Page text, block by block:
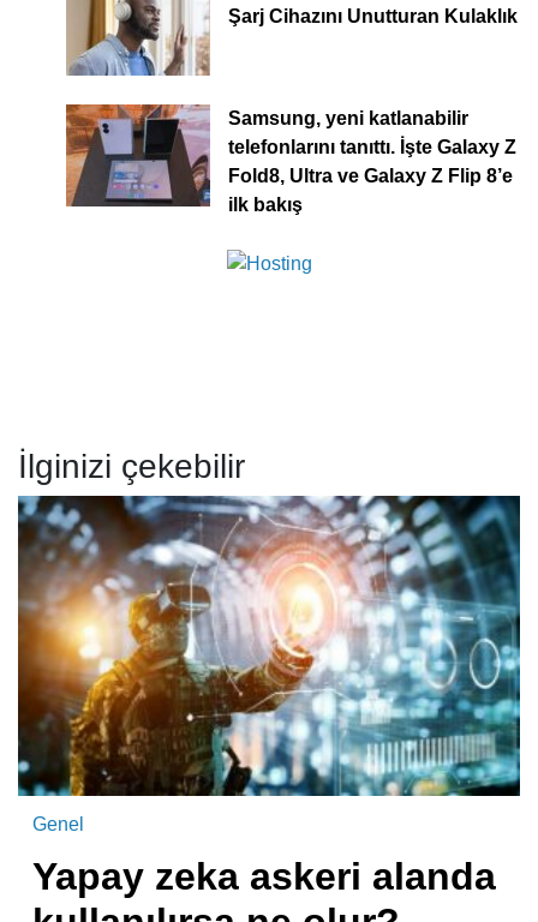
Şarj Cihazını Unutturan Kulaklık
Samsung, yeni katlanabilir
telefonlarını tanıttı. İşte Galaxy Z
Fold8, Ultra ve Galaxy Z Flip 8’e
ilk bakış
İlginizi çekebilir
Genel
Yapay zeka askeri alanda